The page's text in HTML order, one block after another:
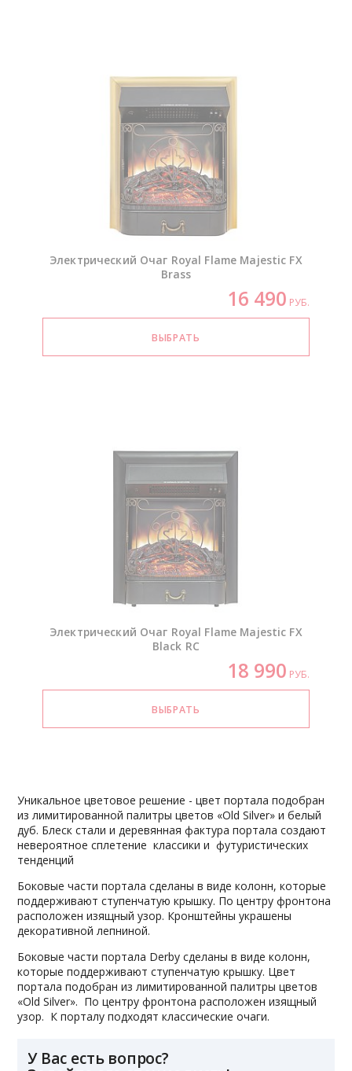
Электрический Очаг Royal Flame Majestic FX
Brass
16 490 РУБ.
Электрический Очаг Royal Flame Majestic FX
Black RC
18 990 РУБ.
Уникальное цветовое решение - цвет портала подобран
из лимитированной палитры цветов «Old Silver» и белый
дуб. Блеск стали и деревянная фактура портала создают
невероятное сплетение классики и футуристических
тенденций
Боковые части портала сделаны в виде колонн, которые
поддерживают ступенчатую крышку. По центру фронтона
расположен изящный узор. Кронштейны украшены
декоративной лепниной.
Боковые части портала Derby сделаны в виде колонн,
которые поддерживают ступенчатую крышку. Цвет
портала подобран из лимитированной палитры цветов
«Old Silver». По центру фронтона расположен изящный
узор. К порталу подходят классические очаги.
У Вас есть вопрос?